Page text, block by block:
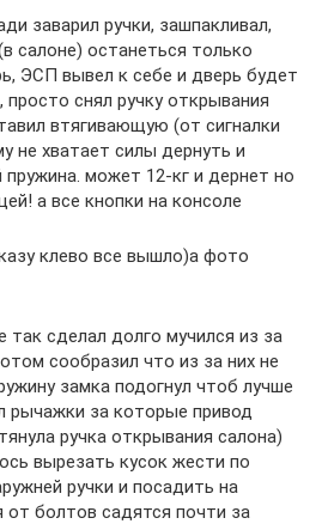
заварил ручки, зашпакливал,
салоне) останеться только
ЭСП вывел к себе и дверь будет
снял ручку открывания
втягивающую (от сигналки
не хватает силы дернуть и
пружина. может 12-кг и дернет но
а все кнопки на консоле
клево все вышло)а фото
так сделал долго мучился из за
сообразил что из за них не
замка подогнул чтоб лучше
рычажки за которые привод
ручка открывания салона)
вырезать кусок жести по
ручки и посадить на
болтов садятся почти за